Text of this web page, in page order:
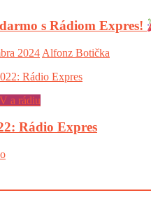
s Rádiom Expres!
2024 Alfonz Botička
a rádiu
Rádio Expres